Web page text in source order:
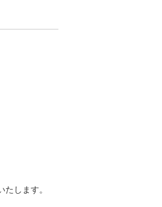
します。